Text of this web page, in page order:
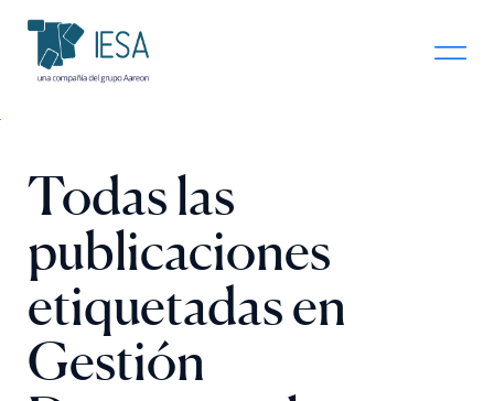
Todas las
publicaciones
etiquetadas en
Gestión